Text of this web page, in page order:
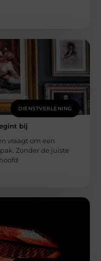
DIENSTVERLENING
bij
vraagt om een
Zonder de juiste